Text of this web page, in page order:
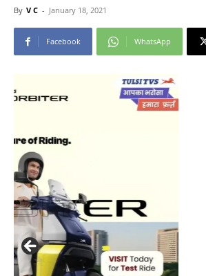
By V C - January 18, 2021
Facebook WhatsApp